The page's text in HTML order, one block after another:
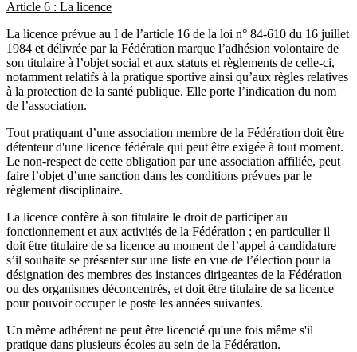
Article 6 : La licence
La licence prévue au I de l’article 16 de la loi n° 84-610 du 16 juillet
1984 et délivrée par la Fédération marque l’adhésion volontaire de
son titulaire à l’objet social et aux statuts et règlements de celle-ci,
notamment relatifs à la pratique sportive ainsi qu’aux règles relatives
à la protection de la santé publique. Elle porte l’indication du nom
de l’association.
Tout pratiquant d’une association membre de la Fédération doit être
détenteur d'une licence fédérale qui peut être exigée à tout moment.
Le non-respect de cette obligation par une association affiliée, peut
faire l’objet d’une sanction dans les conditions prévues par le
règlement disciplinaire.
La licence confère à son titulaire le droit de participer au
fonctionnement et aux activités de la Fédération ; en particulier il
doit être titulaire de sa licence au moment de l’appel à candidature
s’il souhaite se présenter sur une liste en vue de l’élection pour la
désignation des membres des instances dirigeantes de la Fédération
ou des organismes déconcentrés, et doit être titulaire de sa licence
pour pouvoir occuper le poste les années suivantes.
Un même adhérent ne peut être licencié qu'une fois même s'il
pratique dans plusieurs écoles au sein de la Fédération.